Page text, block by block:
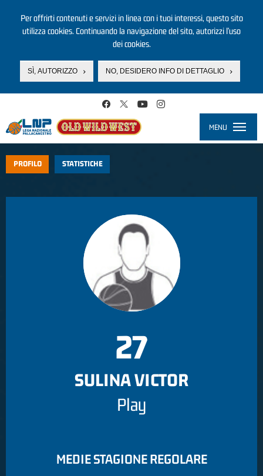
Per offrirti contenuti e servizi in linea con i tuoi interessi, questo sito
utilizza cookies. Continuando la navigazione del sito, autorizzi l’uso
dei cookies.
SÌ, AUTORIZZO NO, DESIDERO INFO DI DETTAGLIO
MENU
PROFILO STATISTICHE
27
SULINA VICTOR
Play
MEDIE STAGIONE REGOLARE